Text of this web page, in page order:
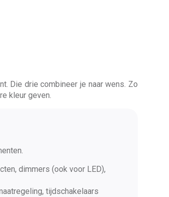
Die drie combineer je naar wens. Zo
kleur geven.
dimmers (ook voor LED),
tijdschakelaars